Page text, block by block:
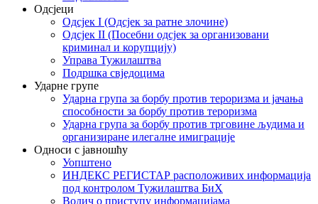
Одсјеци
Одсјек I (Одсјек за ратне злочине)
Одсјек II (Посебни одсјек за организовани
криминал и корупцију)
Управа Тужилаштва
Подршка свједоцима
Ударне групе
Ударна група за борбу против тероризма и јачања
способности за борбу против тероризма
Ударна група за борбу против трговине људима и
организиране илегалне имиграције
Односи с јавношћу
Уопштено
ИНДЕКС РЕГИСТАР расположивих информација
под контролом Тужилаштва БиХ
Водич о приступу информацијама